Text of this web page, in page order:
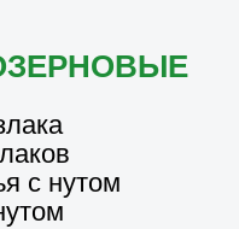
с нутом